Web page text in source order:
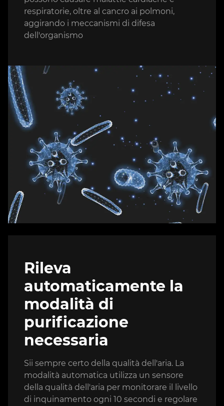
respiratorie, oltre al cancro ai polmoni,
aggirando i meccanismi di difesa
dell'organismo
Rileva
automaticamente la
modalità di
purificazione
necessaria
Sii sempre certo della qualità dell'aria. La
modalità automatica utilizza un sensore
della qualità dell'aria per monitorare il livello
di inquinamento ogni 10 secondi e regolare